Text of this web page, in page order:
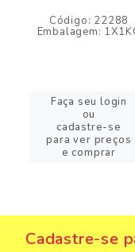
Código: 22288
Embalagem:
Faça seu login
ou
cadastre-se
para ver preços
e comprar
Cadastre-se